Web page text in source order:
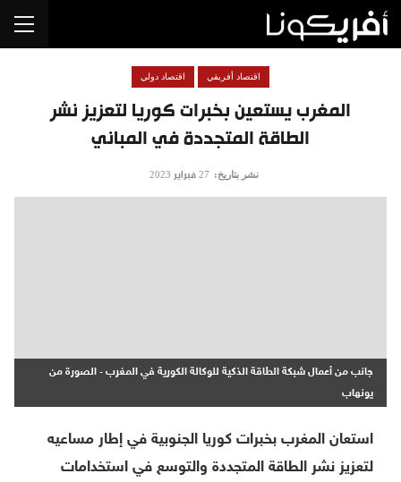
المغرب يستعين بخبرات كوريا لتعزيز نشر
الطاقة المتجددة في المباني
اقتصاد أفريقي اقتصاد دولي
نشر بتاريخ: 27 فبراير 2023
جانب من أعمال شبكة الطاقة الذكية للوكالة الكورية في المغرب - الصورة من
يونهاب
استعان المغرب بخبرات كوريا الجنوبية في إطار مساعيه
لتعزيز نشر الطاقة المتجددة والتوسع في استخدامات